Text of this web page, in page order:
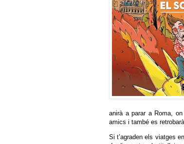
anirà a parar a Roma,
amics i també es
Si t’agraden els viatges